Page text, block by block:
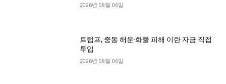
2026년 08월 06일
트럼프, 중동 해운·화물 피해 이란 자금 직접
투입
2026년 08월 06일